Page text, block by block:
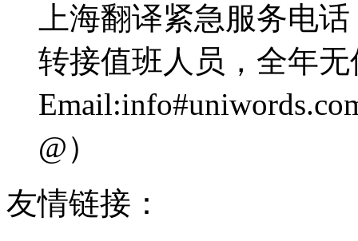
上海翻译紧急服务电
转接值班人员，全年无
@）
友情链接：